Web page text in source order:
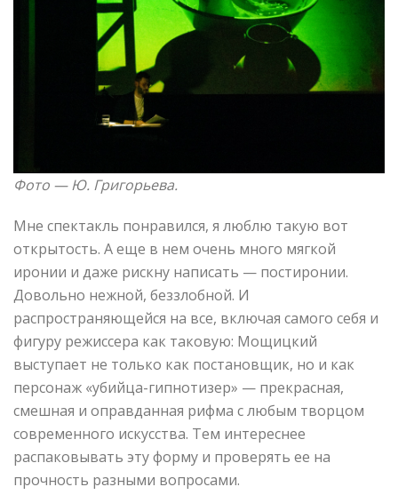
Фото — Ю. Григорьева.
Мне спектакль понравился, я люблю такую вот
открытость. А еще в нем очень много мягкой
иронии и даже рискну написать — постиронии.
Довольно нежной, беззлобной. И
распространяющейся на все, включая самого себя и
фигуру режиссера как таковую: Мощицкий
выступает не только как постановщик, но и как
персонаж «убийца-гипнотизер» — прекрасная,
смешная и оправданная рифма с любым творцом
современного искусства. Тем интереснее
распаковывать эту форму и проверять ее на
прочность разными вопросами.